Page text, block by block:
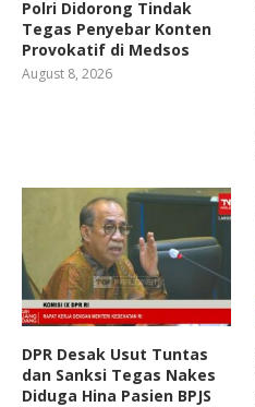
Polri Didorong Tindak
Tegas Penyebar Konten
Provokatif di Medsos
August 8, 2026
DPR Desak Usut Tuntas
dan Sanksi Tegas Nakes
Diduga Hina Pasien BPJS